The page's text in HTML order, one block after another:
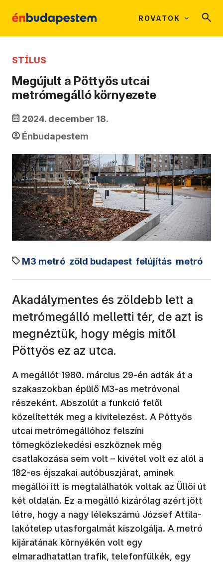
ROVATOK
STÍLUS
Megújult a Pöttyös utcai
metrómegálló környezete
2024. december 18.
Énbudapestem
M3 metró zöld budapest felújítás metró
Akadálymentes és zöldebb lett a
metrómegálló melletti tér, de azt is
megnéztük, hogy mégis mitől
Pöttyös ez az utca.
A megállót 1980. március 29-én adták át a
szakaszokban épülő M3-as metróvonal
részeként. Abszolút a funkció felől
közelítették meg a kivitelezést. A Pöttyös
utcai metrómegállóhoz felszíni
tömegközlekedési eszköznek még
csatlakozása sem volt – kivétel volt ez alól a
182-es éjszakai autóbuszjárat, aminek
megállói itt is megtalálhatók voltak az Üllői út
két oldalán. Ez a megálló kizárólag azért jött
létre, hogy a nagy lélekszámú József Attila-
lakótelep utasforgalmát kiszolgálja. A metró
kijáratának környékén volt egy
elmaradhatatlan trafik, telefonfülkék, egy